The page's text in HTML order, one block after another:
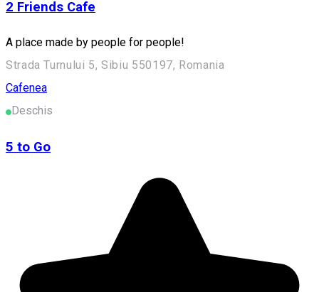
2 Friends Cafe
A place made by people for people!
Strada Turnului 5, Sibiu 550197, Romania
Cafenea
Deschis
5 to Go